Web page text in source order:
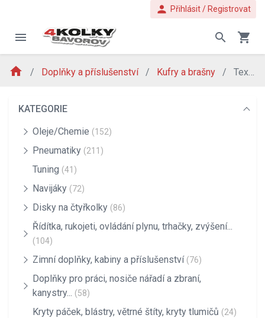
person Přihlásit / Registrovat
menu search shopping_cart
home Doplňky a příslušenství Kufry a brašny Textilní kufry a brašny
KATEGORIE
Oleje/Chemie (152)
Pneumatiky (211)
Tuning (41)
Navijáky (72)
Disky na čtyřkolky (86)
Řídítka, rukojeti, ovládání plynu, trhačky, zvýšení...
(104)
Zimní doplňky, kabiny a příslušenství (76)
Doplňky pro práci, nosiče nářadí a zbraní,
kanystry... (58)
Kryty páček, blástry, větrné štíty, kryty tlumičů (24)